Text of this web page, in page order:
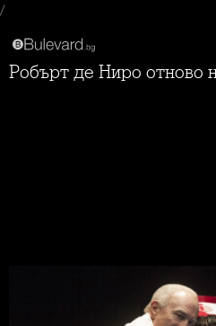
/
Робърт де Ниро отново